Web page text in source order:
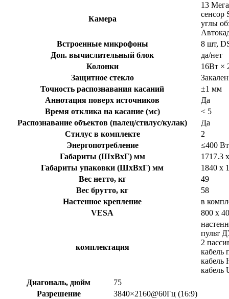
Камера
13
сенсор
углы
Встроенные микрофоны
8 шт,
Доп. вычислительный блок
да/нет
Колонки
16Вт ×
Защитное стекло
Точность распознавания касаний
±1 мм
Аннотация поверх источников
Да
Время отклика на касание (мс)
< 5
Распознавание объектов (палец/стилус/кулак)
Да
Стилус в комплекте
2
Энергопотребление
≤400 Вт
Габариты (ШхВхГ) мм
1717.3
Габариты упаковки (ШхВхГ) мм
1840 x
Вес нетто, кг
49
Вес брутто, кг
58
Настенное крепление
в
VESA
800 x
комплектация
пульт
2
кабель
кабель
кабель
Диагональ, дюйм
75
Разрешение
3840×2160@60Гц (16:9)